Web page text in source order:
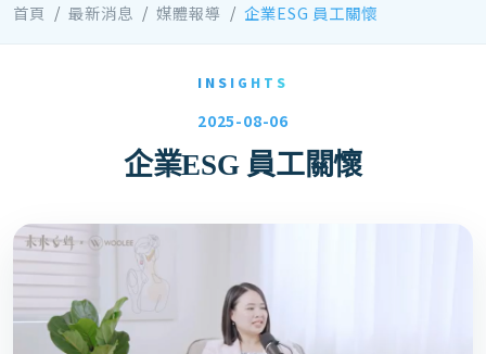
首頁 最新消息 媒體報導 企業ESG 員工關懷
INSIGHTS
2025-08-06
企業ESG 員工關懷